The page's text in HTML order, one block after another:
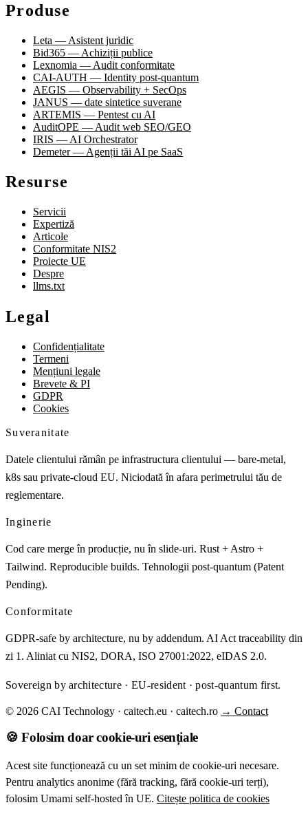
Produse
Leta — Asistent juridic
Bid365 — Achiziții publice
Lexnomia — Audit conformitate
CAI-AUTH — Identity post-quantum
AEGIS — Observability + SecOps
JANUS — date sintetice suverane
ARTEMIS — Pentest cu AI
AuditOPE — Audit web SEO/GEO
IRIS — AI Orchestrator
Demeter — Agenții tăi AI pe SaaS
Resurse
Servicii
Expertiză
Articole
Conformitate NIS2
Proiecte UE
Despre
llms.txt
Legal
Confidențialitate
Termeni
Mențiuni legale
Brevete & PI
GDPR
Cookies
Suveranitate
Datele clientului rămân pe infrastructura clientului — bare-metal,
k8s sau private-cloud EU. Niciodată în afara perimetrului tău de
reglementare.
Inginerie
Cod care merge în producție, nu în slide-uri. Rust + Astro +
Tailwind. Reproducible builds. Tehnologii post-quantum (Patent
Pending).
Conformitate
GDPR-safe by architecture, nu by addendum. AI Act traceability din
zi 1. Aliniat cu NIS2, DORA, ISO 27001:2022, eIDAS 2.0.
Sovereign by architecture · EU-resident · post-quantum first.
© 2026 CAI Technology · caitech.eu · caitech.ro → Contact
🍪 Folosim doar cookie-uri esențiale
Acest site funcționează cu un set minim de cookie-uri necesare.
Pentru analytics anonime (fără tracking, fără cookie-uri terți),
folosim Umami self-hosted în UE. Citește politica de cookies